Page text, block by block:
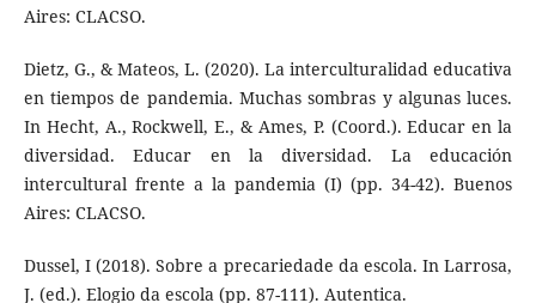
Aires: CLACSO.
Dietz, G., & Mateos, L. (2020). La interculturalidad educativa
en tiempos de pandemia. Muchas sombras y algunas luces.
In Hecht, A., Rockwell, E., & Ames, P. (Coord.). Educar en la
diversidad. Educar en la diversidad. La educación
intercultural frente a la pandemia (I) (pp. 34-42). Buenos
Aires: CLACSO.
Dussel, I (2018). Sobre a precariedade da escola. In Larrosa,
J. (ed.). Elogio da escola (pp. 87-111). Autentica.